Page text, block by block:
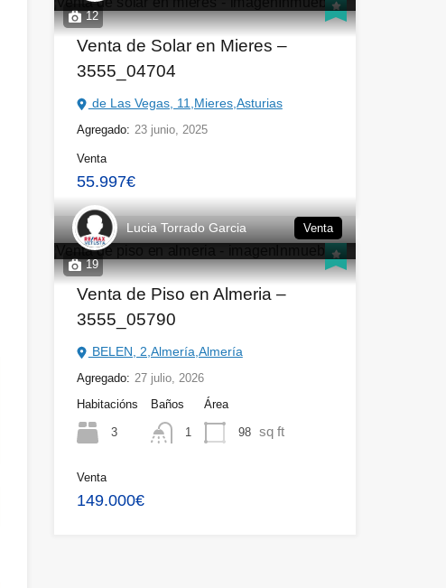
12
Venta de Solar en Mieres –
3555_04704
de Las Vegas, 11,Mieres,Asturias
Agregado: 23 junio, 2025
Venta
55.997€
19
Lucia Torrado Garcia Venta
Venta de Piso en Almeria –
3555_05790
BELEN, 2,Almería,Almería
Agregado: 27 julio, 2026
Habitacións
3
Baños
1
Área
98 sq ft
Venta
149.000€